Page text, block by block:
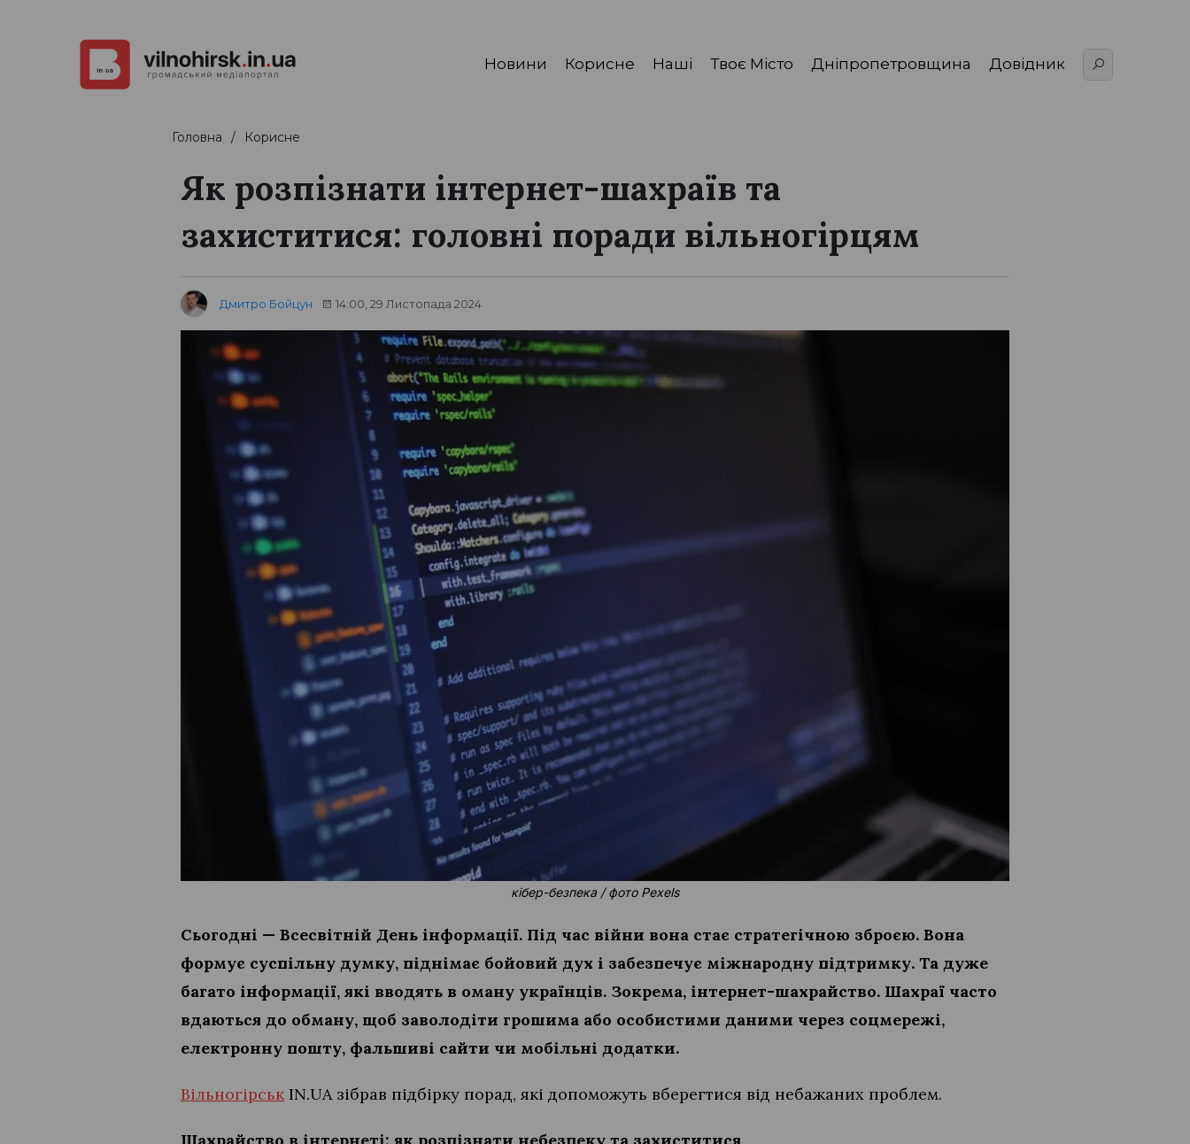
Новини Корисне Наші Твоє Місто Дніпропетровщина Довідник
Головна Корисне
Як розпізнати інтернет-шахраїв та
захиститися: головні поради вільногірцям
Дмитро Бойцун 14:00, 29 Листопада 2024
кібер-безпека / фото Pexels
Сьогодні — Всесвітній День інформації. Під час війни вона стає стратегічною зброєю. Вона
формує суспільну думку, піднімає бойовий дух і забезпечує міжнародну підтримку. Та дуже
багато інформації, які вводять в оману українців. Зокрема, інтернет-шахрайство. Шахраї часто
вдаються до обману, щоб заволодіти грошима або особистими даними через соцмережі,
електронну пошту, фальшиві сайти чи мобільні додатки.
Вільногірськ IN.UA зібрав підбірку порад, які допоможуть вберегтися від небажаних проблем.